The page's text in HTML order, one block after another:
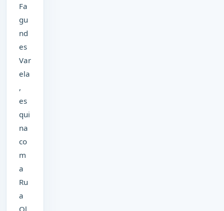
Fa
gu
nd
es
Var
ela
,
es
qui
na
co
m
a
Ru
a
Ol